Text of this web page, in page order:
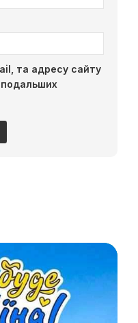
та адресу сайту
подальших